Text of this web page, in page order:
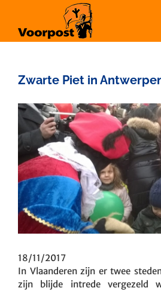
inhoud
Zwarte Piet in
Bekijk
grotere
afbeelding
18/11/2017
In Vlaanderen zijn er twee
zijn blijde intrede vergezeld